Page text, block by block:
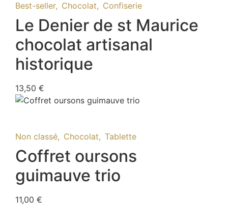
Best-seller, Chocolat, Confiserie
Le Denier de st Maurice
chocolat artisanal
historique
13,50 €
Non classé, Chocolat, Tablette
Coffret oursons
guimauve trio
11,00 €